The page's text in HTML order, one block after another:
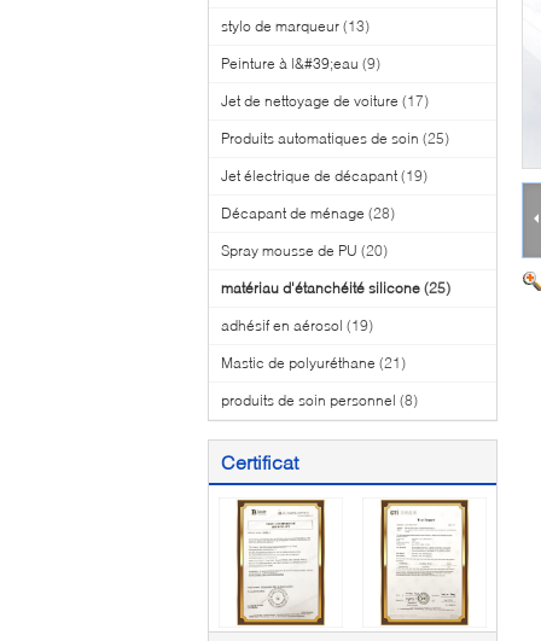
stylo de marqueur (13)
Peinture à l&#39;eau (9)
Jet de nettoyage de voiture (17)
Produits automatiques de soin (25)
Jet électrique de décapant (19)
Décapant de ménage (28)
Spray mousse de PU (20)
matériau d'étanchéité silicone (25)
adhésif en aérosol (19)
Mastic de polyuréthane (21)
produits de soin personnel (8)
Certificat